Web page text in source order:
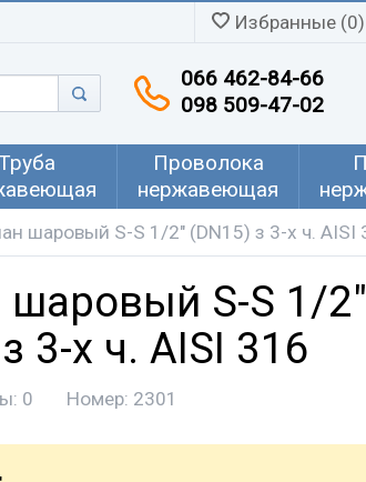
Избранные (0)
066 462-84-66
098 509-47-02
Проволока
нержавеющая
шаровый S-S 1/2" (DN15) з 3-х ч. AISI
шаровый S-S 1/2"
3-х ч. AISI 316
0 Номер: 2301